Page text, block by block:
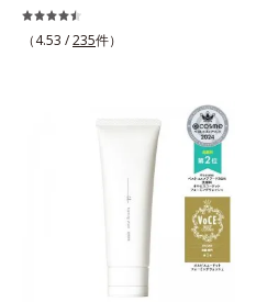
穴汚れをしっかり落とす、パウダー
タイプの酵素洗顔料です。皮脂やた
目立ちの原因に。普段の洗顔(*3)で
は落としにくい汚れは、酵素洗顔料
で落としましょう。3種の酵素がた
んぱく質や皮脂を溶かして分解。炭
が無数の毛穴に入り込み、溶けた汚
れをパワフルに吸着してすっきり落
とします。さらに浸透型ビタミンC
誘導体(*4)が汚れを取り去った毛穴
（4.53 /235件）